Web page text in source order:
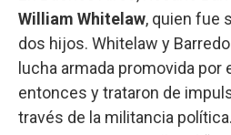
William Whitelaw, quien fue
dos hijos. Whitelaw y
lucha armada promovida por
entonces y trataron de
través de la militancia